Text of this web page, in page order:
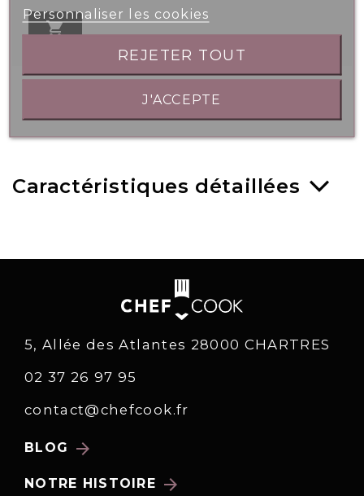

Caractéristiques détaillées
5, Allée des Atlantes 28000 CHARTRES
02 37 26 97 95
contact@chefcook.fr
BLOG arrow_forward
NOTRE HISTOIRE arrow_forward
Personnaliser les cookies
REJETER TOUT
J'ACCEPTE